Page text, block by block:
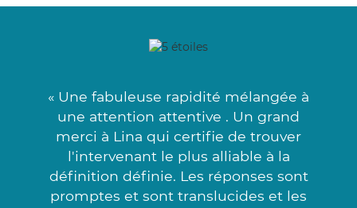
« Une fabuleuse rapidité mélangée à
une attention attentive . Un grand
merci à Lina qui certifie de trouver
l'intervenant le plus alliable à la
définition définie. Les réponses sont
promptes et sont translucides et les